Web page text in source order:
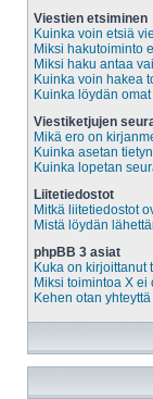
Viestien etsiminen
Kuinka voin etsiä
Miksi hakutoiminto
Miksi haku antaa
Kuinka voin hakea
Kuinka löydän
Viestiketjujen
Mikä ero on
Kuinka asetan
Kuinka lopetan
Liitetiedostot
Mitkä liitetiedostot
Mistä löydän
phpBB 3 asiat
Kuka on kirjoittanut
Miksi toimintoa X
Kehen otan